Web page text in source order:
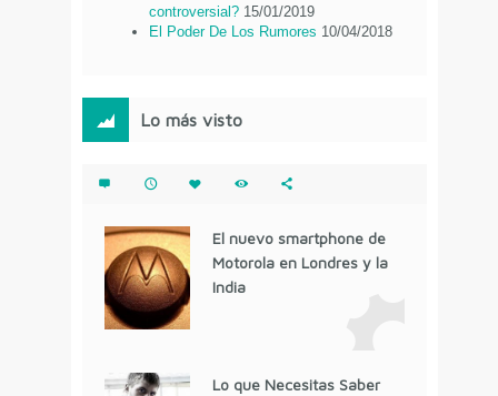
controversial? 15/01/2019
El Poder De Los Rumores 10/04/2018
Lo más visto
El nuevo smartphone de
Motorola en Londres y la
India
Lo que Necesitas Saber